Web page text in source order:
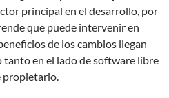
principal en el desarrollo, por
que puede intervenir en
de los cambios llegan
tanto en el lado de software libre
propietario.